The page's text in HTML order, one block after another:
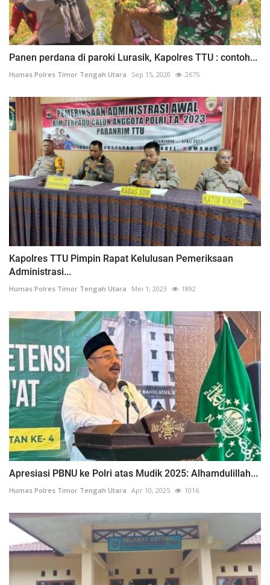
Panen perdana di paroki Lurasik, Kapolres TTU : contoh...
Humas Polres Timor Tengah Utara Sep 15, 2020 2675
Kapolres TTU Pimpin Rapat Kelulusan Pemeriksaan
Administrasi...
Humas Polres Timor Tengah Utara Mei 1, 2023 1892
Apresiasi PBNU ke Polri atas Mudik 2025: Alhamdulillah...
Humas Polres Timor Tengah Utara Apr 10, 2025 1016